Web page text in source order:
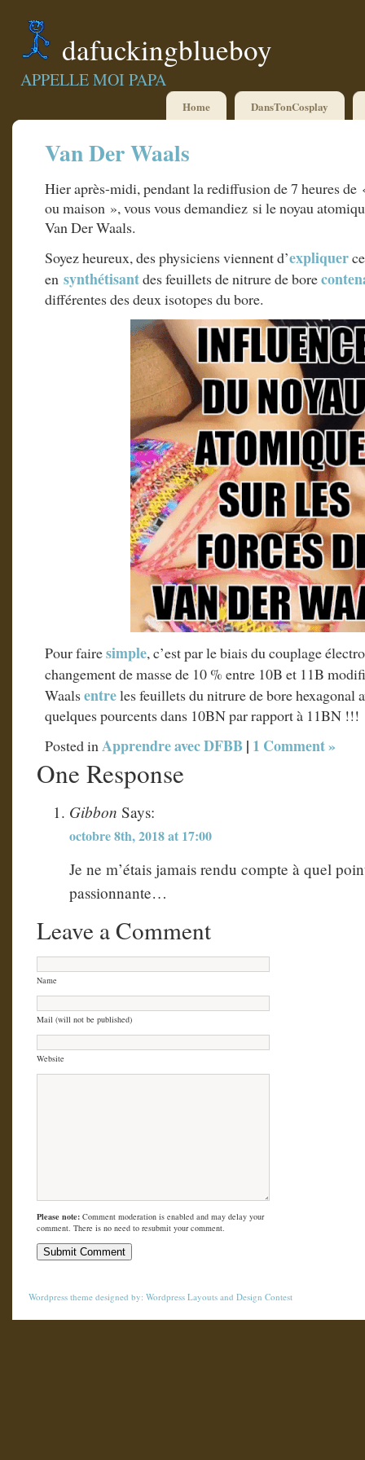
dafuckingblueboy
APPELLE MOI PAPA
Home DansTonCosplay
Van Der Waals
Hier après-midi, pendant la rediffusion de 7 heures de
ou maison », vous vous demandiez si le noyau
Van Der Waals.
Soyez heureux, des physiciens viennent d’expliquer
en synthétisantdes feuillets de nitrure de bore
différentes des deux isotopes du bore.
Pour fairesimple, c’est par le biais du couplage
changement de masse de 10 % entre 10B et 11B
Waalsentreles feuillets du nitrure de bore hexagonal
quelques pourcents dans 10BN par rapport à 11BN !!!
Posted inApprendre avec DFBB | 1 Comment »
One Response
Gibbon Says:
octobre 8th, 2018 at 17:00
Je ne m’étais jamais rendu compte à quel
passionnante…
Leave a Comment
Name
Mail (will not be published)
Website
Please note: Comment moderation is enabled and may delay your
comment. There is no need to resubmit your comment.
Wordpress theme designed by: Wordpress Layouts and Design Contest